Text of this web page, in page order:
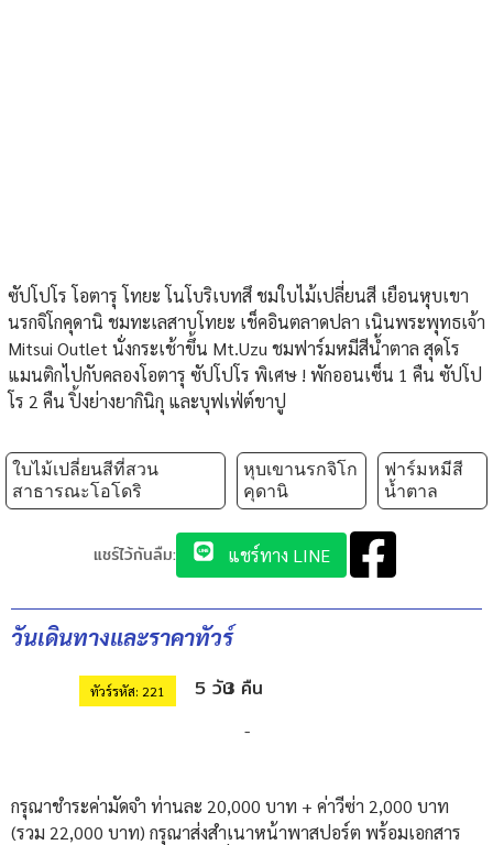
ซัปโปโร โอตารุ โทยะ โนโบริเบทสึ ชมใบไม้เปลี่ยนสี เยือนหุบเขา
นรกจิโกคุดานิ ชมทะเลสาบโทยะ เช็คอินตลาดปลา เนินพระพุทธเจ้า
Mitsui Outlet นั่งกระเช้าขึ้น Mt.Uzu ชมฟาร์มหมีสีน้ำตาล สุดโร
แมนติกไปกับคลองโอตารุ ซัปโปโร พิเศษ ! พักออนเซ็น 1 คืน ซัปโป
โร 2 คืน ปิ้งย่างยากินิกุ และบุฟเฟ่ต์ขาปู
ใบไม้เปลี่ยนสีที่สวน
สาธารณะโอโดริ
หุบเขานรกจิโก
คุดานิ
ฟาร์มหมีสี
น้ำตาล
แชร์ไว้กันลืม: แชร์ทาง LINE
วันเดินทางและราคาทัวร์
ทัวร์รหัส: 221 5 วัน3 คืน
-
กรุณาชำระค่ามัดจำ ท่านละ 20,000 บาท + ค่าวีซ่า 2,000 บาท
(รวม 22,000 บาท) กรุณาส่งสำเนาหน้าพาสปอร์ต พร้อมเอกสาร